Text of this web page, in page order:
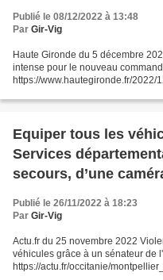
Publié le 08/12/2022 à 13:48
Par Gir-Vig
Haute Gironde du 5 décembre
intense pour le nouveau
https://www.hautegironde.fr/2022/
Equiper tous les
Services
secours, d’une
Publié le 26/11/2022 à 18:23
Par Gir-Vig
Actu.fr du 25 novembre 2022
véhicules grâce à un sénateur de
https://actu.fr/occitanie/